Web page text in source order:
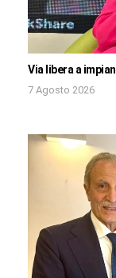
Via libera a
7 Agosto 2026